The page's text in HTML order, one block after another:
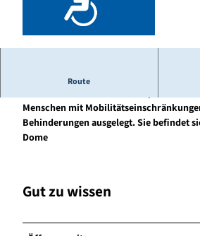
Route
Die barrierefreie öffentliche Toilette im
Menschen mit
Behinderungen ausgelegt. Sie befindet
Dome
Gut zu wissen